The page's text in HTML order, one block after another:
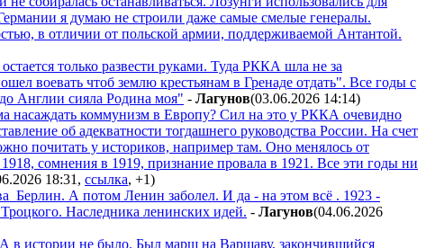
я думаю не строили даже самые смелые генералы.
в отличии от польской армии, поддерживаемой Антантой.
только развести руками. Туда РККА шла не за
воевать чтоб землю крестьянам в Гренаде отдать". Все годы с
Англии сияла Родина моя" - Лaгyнoв(03.06.2026 14:14)
коммунизм в Европу? Сил на это у РККА очевидно
об адекватности тогдашнего руководства России. На счет
почитать у историков, например там. Оно менялось от
сомнения в 1919, признание провала в 1921. Все эти годы ни
18:31 , ссылка, +1)
А потом Ленин заболел. И да - на этом всё . 1923 -
Наследника ленинских идей. - Лaгyнoв(04.06.2026
истории не было. Был марш на Варшаву, закончившийся